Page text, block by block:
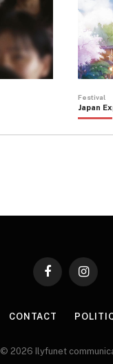
Festival
Japan
Facebook
CONTACT
© 2026 Ilyfunet